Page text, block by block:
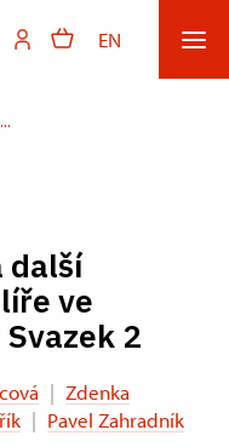
EN
další
ve
2
| Zdenka
| Pavel Zahradník